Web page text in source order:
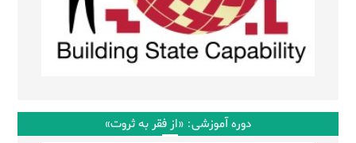
دوره آموزشی: «از فقر به ثروت»